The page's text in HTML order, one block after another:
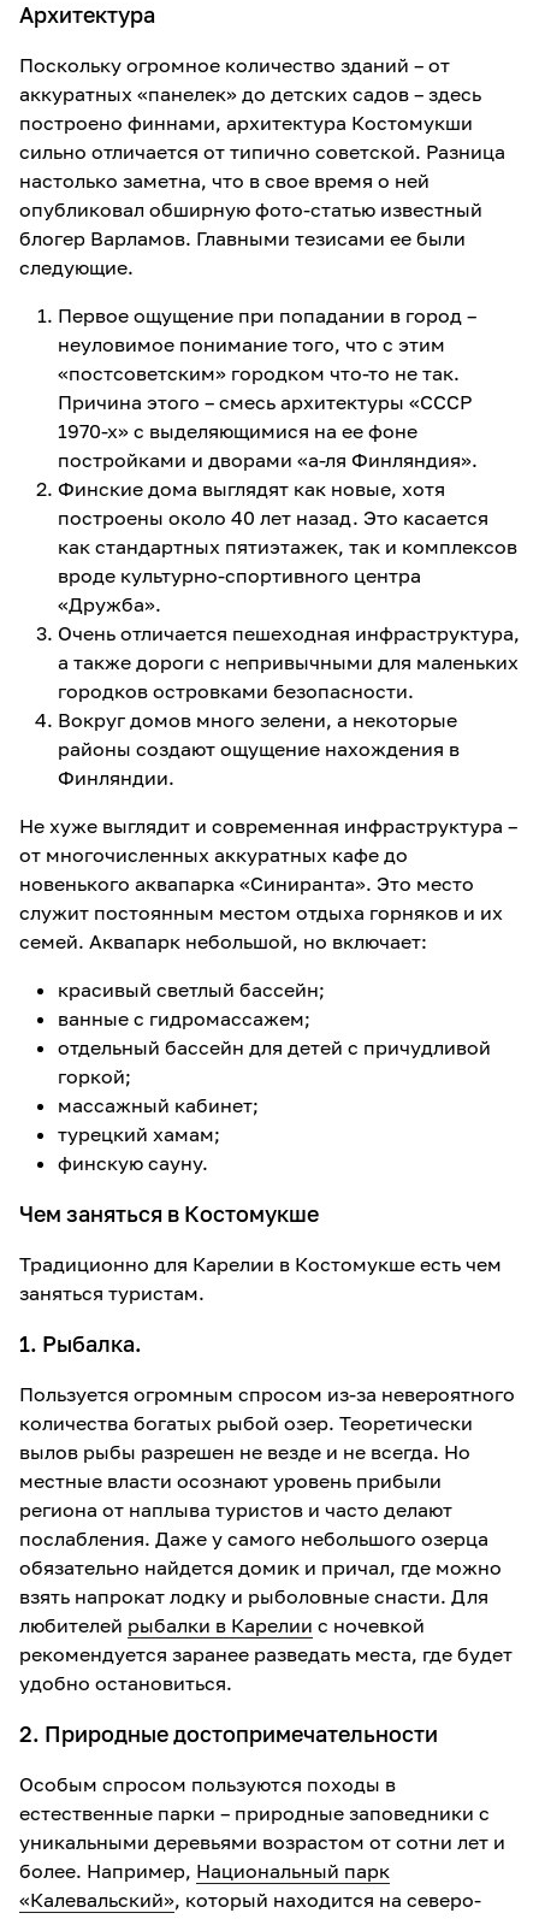
Архитектура
Поскольку огромное количество зданий – от
аккуратных «панелек» до детских садов – здесь
построено финнами, архитектура Костомукши
сильно отличается от типично советской. Разница
настолько заметна, что в свое время о ней
опубликовал обширную фото-статью известный
блогер Варламов. Главными тезисами ее были
следующие.
Первое ощущение при попадании в город –
неуловимое понимание того, что с этим
«постсоветским» городком что-то не так.
Причина этого – смесь архитектуры «СССР
1970-х» с выделяющимися на ее фоне
постройками и дворами «а-ля Финляндия».
Финские дома выглядят как новые, хотя
построены около 40 лет назад. Это касается
как стандартных пятиэтажек, так и комплексов
вроде культурно-спортивного центра
«Дружба».
Очень отличается пешеходная инфраструктура,
а также дороги с непривычными для маленьких
городков островками безопасности.
Вокруг домов много зелени, а некоторые
районы создают ощущение нахождения в
Финляндии.
Не хуже выглядит и современная инфраструктура –
от многочисленных аккуратных кафе до
новенького аквапарка «Синиранта». Это место
служит постоянным местом отдыха горняков и их
семей. Аквапарк небольшой, но включает:
красивый светлый бассейн;
ванные с гидромассажем;
отдельный бассейн для детей с причудливой
горкой;
массажный кабинет;
турецкий хамам;
финскую сауну.
Чем заняться в Костомукше
Традиционно для Карелии в Костомукше есть чем
заняться туристам.
1. Рыбалка.
Пользуется огромным спросом из-за невероятного
количества богатых рыбой озер. Теоретически
вылов рыбы разрешен не везде и не всегда. Но
местные власти осознают уровень прибыли
региона от наплыва туристов и часто делают
послабления. Даже у самого небольшого озерца
обязательно найдется домик и причал, где можно
взять напрокат лодку и рыболовные снасти. Для
любителей рыбалки в Карелии с ночевкой
рекомендуется заранее разведать места, где будет
удобно остановиться.
2. Природные достопримечательности
Особым спросом пользуются походы в
естественные парки – природные заповедники с
уникальными деревьями возрастом от сотни лет и
более. Например, Национальный парк
«Калевальский», который находится на северо-